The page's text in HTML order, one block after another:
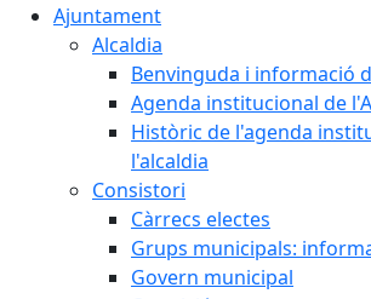
Ajuntament
Alcaldia
Benvinguda i informació
Agenda institucional de
Històric de l'agenda
l'alcaldia
Consistori
Càrrecs electes
Grups municipals:
Govern municipal